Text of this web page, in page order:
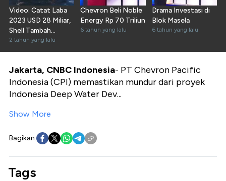
Video: Catat Laba
2023 USD 28 Miliar,
Shell Tambah
Dividen
2 tahun yang lalu
Chevron Beli Noble
Energy Rp 70 Triliun
6 tahun yang lalu
Drama Investasi di
Blok Masela
6 tahun yang lalu
Jakarta, CNBC Indonesia- PT Chevron Pacific
Indonesia (CPI) memastikan mundur dari proyek
Indonesia Deep Water Dev...
Show More
Bagikan:
Tags